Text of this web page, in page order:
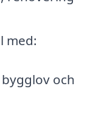
med:
och